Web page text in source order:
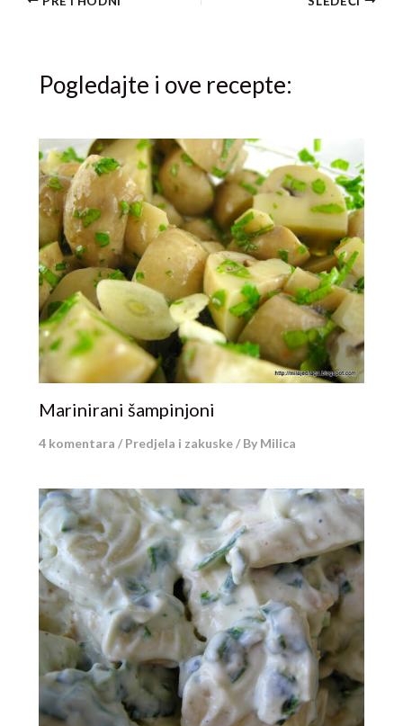
Pogledajte i ove recepte:
Marinirani šampinjoni
4 komentara /Predjela i zakuske/ By Milica